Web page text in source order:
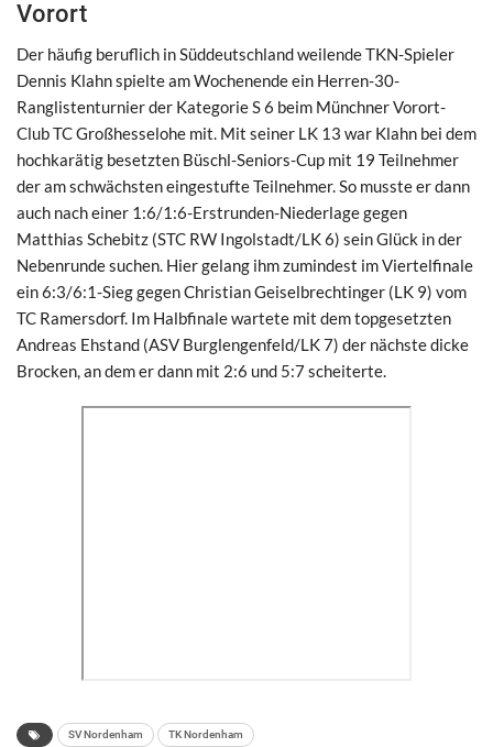
Vorort
Der häufig beruflich in Süddeutschland weilende TKN-Spieler
Dennis Klahn spielte am Wochenende ein Herren-30-
Ranglistenturnier der Kategorie S 6 beim Münchner Vorort-
Club TC Großhesselohe mit. Mit seiner LK 13 war Klahn bei dem
hochkarätig besetzten Büschl-Seniors-Cup mit 19 Teilnehmer
der am schwächsten eingestufte Teilnehmer. So musste er dann
auch nach einer 1:6/1:6-Erstrunden-Niederlage gegen
Matthias Schebitz (STC RW Ingolstadt/LK 6) sein Glück in der
Nebenrunde suchen. Hier gelang ihm zumindest im Viertelfinale
ein 6:3/6:1-Sieg gegen Christian Geiselbrechtinger (LK 9) vom
TC Ramersdorf. Im Halbfinale wartete mit dem topgesetzten
Andreas Ehstand (ASV Burglengenfeld/LK 7) der nächste dicke
Brocken, an dem er dann mit 2:6 und 5:7 scheiterte.
SV Nordenham TK Nordenham